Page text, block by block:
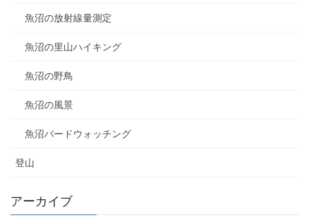
魚沼の放射線量測定
魚沼の里山ハイキング
魚沼の野鳥
魚沼の風景
魚沼バードウォッチング
登山
アーカイブ